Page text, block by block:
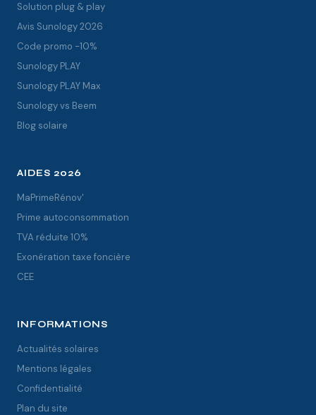
Solution plug & play
Avis Sunology 2026
Code promo -10%
Sunology PLAY
Sunology PLAY Max
Sunology vs Beem
Blog solaire
AIDES 2026
MaPrimeRénov'
Prime autoconsommation
TVA réduite 10%
Exonération taxe foncière
CEE
INFORMATIONS
Actualités solaires
Mentions légales
Confidentialité
Plan du site